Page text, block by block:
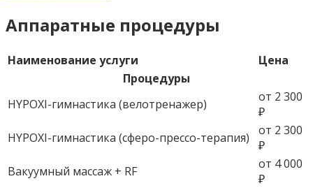
Аппаратные процедуры
Наименование услуги
Цена
Процедуры
HYPOXI-гимнастика (велотренажер)
от 2 300
₽
НYPOXI-гимнастика (сферо-прессо-терапия)
от 2 300
₽
Вакуумный массаж + RF
от 4 000
₽